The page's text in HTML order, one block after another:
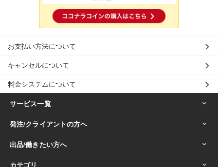
お支払い方法について
キャンセルについて
料金システムについて